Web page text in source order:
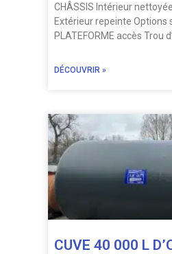
CHÂSSIS Intérieur
Extérieur repeinte Options
PLATEFORME accès Trou
DÉCOUVRIR »
CUVE 40 000 L